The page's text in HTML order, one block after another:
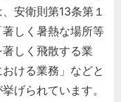
安衛則第13条第１
しく暑熱な場所等
しく飛散する業
ける業務」などと
げられています。